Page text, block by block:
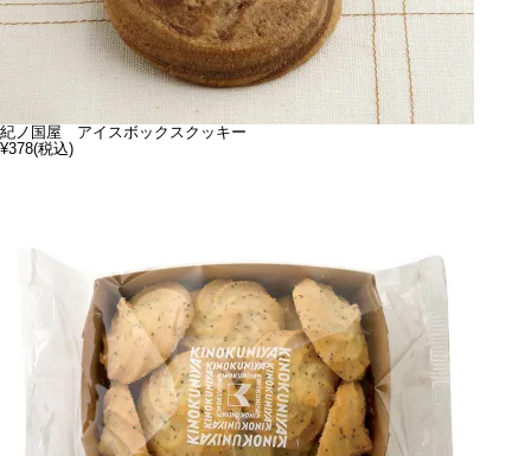
紀ノ国屋 アイスボックスクッキー
¥378(税込)